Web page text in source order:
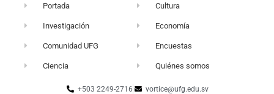
Portada
Investigación
Comunidad UFG
Ciencia
Cultura
Economía
Encuestas
Quiénes somos
+503 2249-2716 vortice@ufg.edu.sv